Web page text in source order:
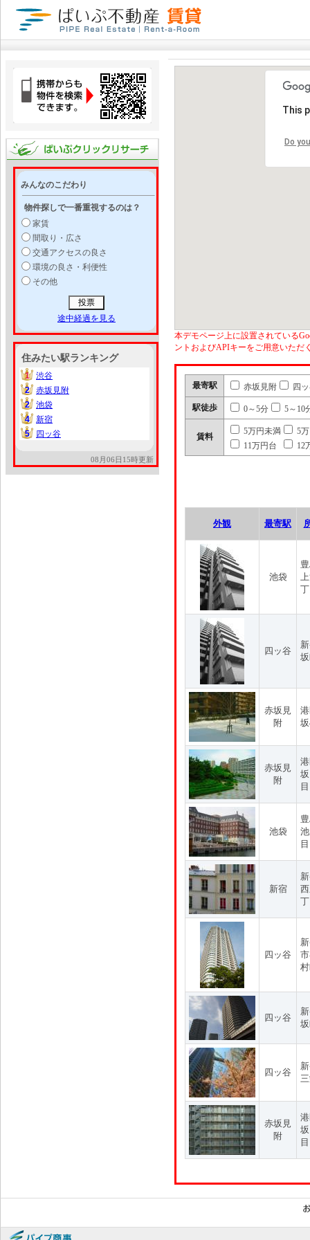
みんなのこだわり
物件探しで一番重視するのは？
家賃
間取り・広さ
交通アクセスの良さ
環境の良さ・利便性
その他
途中経過を見る
住みたい駅ランキング
1
1
渋谷
2
2
赤坂見附
2
2
池袋
4
4
新宿
5
5 四ッ谷
08月06日15時更新
This
Do
本デモページ上に設置されている
ントおよびAPIキーをご用意いただ
最寄駅 赤坂見附 四
駅徒歩 0～5分 5～10
賃料
5万円未満
5
11万円台
12
外観 最寄駅
池袋
四ッ谷
赤坂見
附
赤坂見
附
目
池袋
新宿
四ッ谷
四ッ谷
四ッ谷
赤坂見
附
目